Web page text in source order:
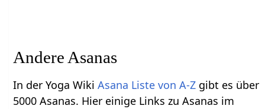
Andere Asanas
In der Yoga WikiAsana Liste von A-Z gibt es über
5000 Asanas. Hier einige Links zu Asanas im